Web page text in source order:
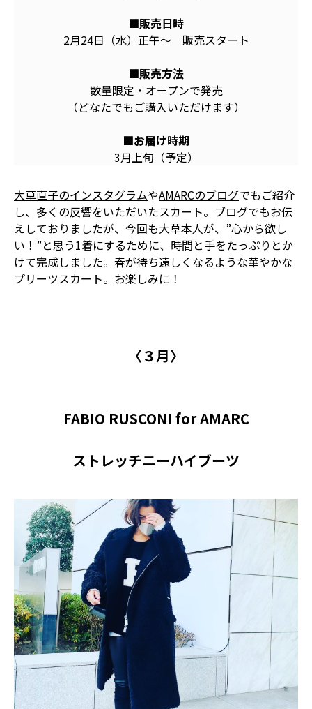
■販売日時
2月24日（水）正午〜 販売スタート
■販売方法
数量限定・オープンで発売
（どなたでもご購入いただけます）
■お届け時期
3月上旬（予定）
大草直子のインスタグラムやAMARCのブログでもご紹介
し、多くの反響をいただいたスカート。ブログでもお伝
えしておりましたが、今回も大草本人が、”心から欲し
い！”と思う1着にするために、時間と手をたっぷりとか
けて完成しました。春が待ち遠しくなるような華やかな
プリーツスカート。お楽しみに！
〈３月〉
FABIO RUSCONI for AMARC
ストレッチニーハイブーツ